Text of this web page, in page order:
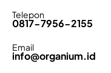
Telepon
0817-7956-2155
Email
info@organium.id